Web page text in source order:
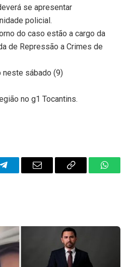
se apresentar
policial.
do caso estão a cargo da
de Repressão a Crimes de
sábado (9)
no g1 Tocantins.
TelegramEmail
Copy